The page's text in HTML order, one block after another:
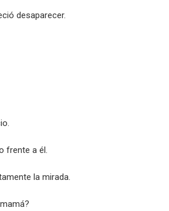
desaparecer.
frente a él.
la mirada.